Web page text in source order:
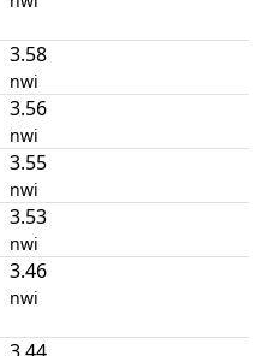
3.58
nwi
3.56
nwi
3.55
nwi
3.53
nwi
3.46
nwi